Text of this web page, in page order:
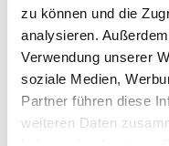
zu können und die
analysieren.
Verwendung unserer
soziale Medien,
Partner führen diese
weiteren Daten
daran, unseren
einfacher zu machen.
Anfang des Jahres in
Service Stationen neu
auf der UNITI expo 2024
Neues Branding und